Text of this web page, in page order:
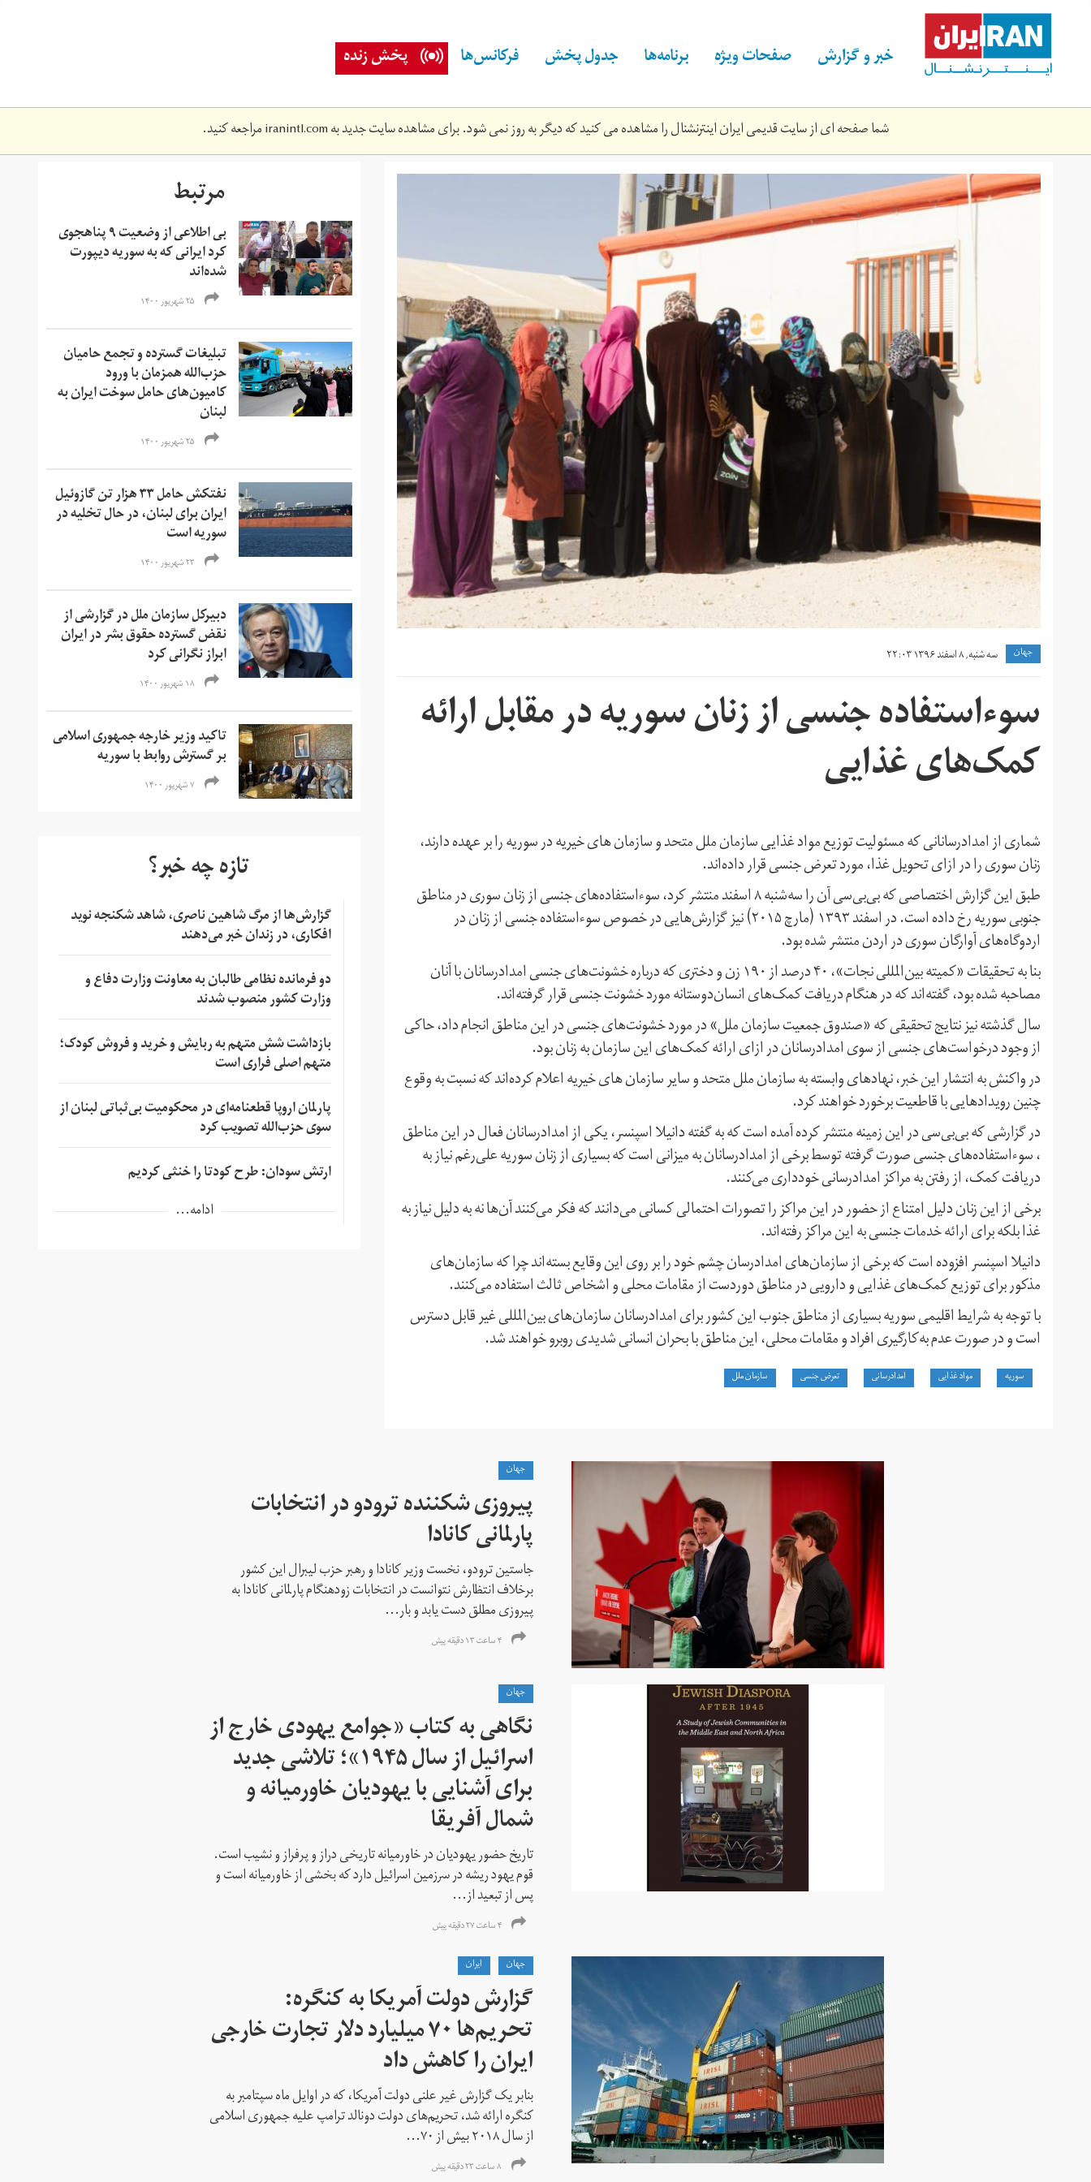
content خبر و گزارش صفحات ویژه برنامه‌ها جدول پخش فرکانس‌ها پخش زنده
شما صفحه ای از سایت قدیمی ایران اینترنشنال را مشاهده می کنید که دیگر به روز نمی شود. برای مشاهده سایت جدید بهiranintl.comمراجعه کنید.
znn_swryh.jpg
جهان سه شنبه, ۸ اسفند ۱۳۹۶ ۲۲:۰۳
سوءاستفاده جنسی از زنان سوریه در مقابل ارائه
کمک‌های غذایی
شماری از امدادرسانانی که مسئولیت توزیع مواد غذایی سازمان ملل متحد و سازمان های خیریه در سوریه را بر عهده دارند،
زنان سوری را در ازای تحویل غذا، مورد تعرض جنسی قرار داده‌اند.
طبق این گزارش اختصاصی که بی‌‌بی‌سی آن را سه‌شنبه ۸ اسفند منتشر کرد، سوءاستفاده‌های جنسی از زنان سوری در مناطق
جنوبی سوریه رخ داده است. در اسفند ۱۳۹۳ (مارچ ۲۰۱۵) نیز گزارش‌هایی در خصوص سوءاستفاده جنسی از زنان در
اردوگاه‌های آوارگان سوری‌ در اردن منتشر شده بود.
بنا به تحقیقات «کمیته بین‌المللی نجات»، ۴۰ درصد از ۱۹۰ زن و دختری که درباره خشونت‌های جنسی امدادرسانان با آنان
مصاحبه شده بود، گفته‌اند که در هنگام دریافت کمک‌های انسان‌دوستانه مورد خشونت جنسی قرار گرفته‌اند.
سال گذشته نیز نتایج تحقیقی که «صندوق جمعیت سازمان ملل» در مورد خشونت‌های جنسی در این مناطق انجام داد، حاکی
از وجود درخواست‌های جنسی از سوی امدادرسانان در ازای ارائه کمک‌های این سازمان به زنان بود.
در واکنش به انتشار این خبر، نهادهای وابسته به سازمان ملل متحد و سایر سازمان های خیریه اعلام کرده‌اند که نسبت به وقوع
چنین رویدادهایی با قاطعیت برخورد خواهند کرد.
در گزارشی که بی‌بی‌سی در این زمینه منتشر کرده آمده است که به گفته دانیلا اسپنسر، یکی از امدادرسانان فعال در این مناطق
، سوءاستفاده‌های جنسی صورت گرفته توسط برخی از امدادرسانان به میزانی است که بسیاری از زنان سوریه علی‌رغم نیاز به
دریافت کمک، از رفتن به مراکز امدادرسانی خودداری می‌کنند.
برخی از این زنان دلیل امتناع از حضور در این مراکز را تصورات احتمالی کسانی می‌دانند که فکر می‌کنند آن‌ها نه به دلیل نیاز به
غذا بلکه برای ارائه خدمات جنسی به این مراکز رفته‌اند.
دانیلا اسپنسر افزوده است که برخی از سازمان‌های امدادرسان چشم خود را بر روی این‌ وقایع بسته‌اند چرا که سازمان‌های
مذکور برای توزیع کمک‌‌های غذایی و دارویی در مناطق دوردست از مقامات محلی و اشخاص ثالث استفاده می‌کنند.
با توجه به شرایط اقلیمی سوریه بسیاری از مناطق جنوب این کشور برای امدادرسانان سازمان‌های بین‌المللی غیر قابل دسترس
است و در صورت عدم به‌کارگیری افراد و مقامات محلی، این مناطق با بحران انسانی شدیدی روبرو خواهند شد.
سوریه مواد غذایی امدادرسانی تعرض جنسی سازمان ملل
مرتبط
بی اطلاعی از وضعیت ۹ پناهجوی
کرد ایرانی که به سوریه دیپورت
شده‌اند
۲۵ شهریور ۱۴۰۰
تبلیغات گسترده و تجمع حامیان
حزب‌الله همزمان با ورود
کامیون‌های حامل سوخت ایران به
لبنان
۲۵ شهریور ۱۴۰۰
نفتکش حامل ۳۳ هزار تن گازوئیل
ایران برای لبنان، در حال تخلیه در
سوریه است
۲۳ شهریور ۱۴۰۰
دبیرکل سازمان ملل در گزارشی از
نقض گسترده حقوق بشر در ایران
ابراز نگرانی کرد
۱۸ شهریور ۱۴۰۰
تاکید وزیر خارجه جمهوری اسلامی
بر گسترش روابط با سوریه
۷ شهریور ۱۴۰۰
تازه چه خبر؟
گزارش‌ها از مرگ شاهین ناصری، شاهد شکنجه نوید
افکاری، در زندان خبر می‌دهند
دو فرمانده نظامی طالبان به معاونت وزارت دفاع و
وزارت کشور منصوب شدند
بازداشت شش متهم به ربایش و خرید و فروش کودک؛
متهم اصلی فراری است
پارلمان اروپا قطعنامه‌ای در محکومیت بی‌ثباتی لبنان از
سوی حزب‌الله تصویب کرد
ارتش سودان: طرح کودتا را خنثی کردیم
ادامه...
جهان
پیروزی شکننده ترودو در انتخابات
پارلمانی کانادا
جاستین ترودو، نخست وزیر کانادا و رهبر حزب لیبرال این کشور
برخلاف انتظارش نتوانست در انتخابات زود‌هنگام پارلمانی کانادا به
پیروزی مطلق دست یابد و بار...
۴ ساعت ۱۳ دقیقه پیش
جهان
نگاهی به کتاب «جوامع یهودی خارج از
اسرائیل از سال ۱۹۴۵»؛ تلاشی جدید
برای آشنایی با یهودیان خاورمیانه و
شمال آفریقا
تاریخ حضور یهودیان در خاورمیانه تاریخی دراز و پرفراز و نشیب است.
قوم یهود ریشه در سرزمین اسرائیل دارد که بخشی از خاورمیانه است و
پس از تبعید از...
۴ ساعت ۲۷ دقیقه پیش
جهان
ايران
گزارش دولت آمریکا به کنگره:
تحریم‌ها ۷۰ میلیارد دلار تجارت خارجی
ایران را کاهش داد
بنابر یک گزارش غیر علنی دولت آمریکا، که در اوایل ماه سپتامبر به
کنگره ارائه شد، تحریم‌های دولت دونالد ترامپ علیه جمهوری اسلامی
از سال ۲۰۱۸ بیش از ۷۰...
۸ ساعت ۲۳ دقیقه پیش